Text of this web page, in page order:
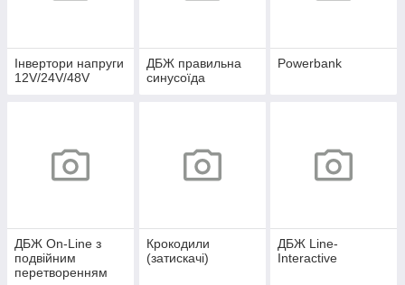
Інвертори напруги
12V/24V/48V
ДБЖ правильна
синусоїда
Powerbank
ДБЖ On-Line з
подвійним
перетворенням
Крокодили
(затискачі)
ДБЖ Line-
Interactive